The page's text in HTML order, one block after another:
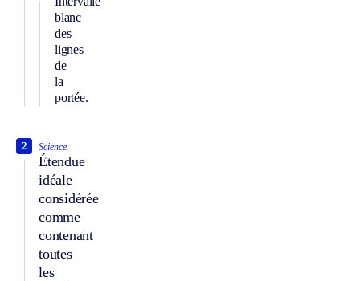
blanc
des
lignes
de
la
portée.
Science.
Étendue
idéale
considérée
comme
contenant
toutes
les
2